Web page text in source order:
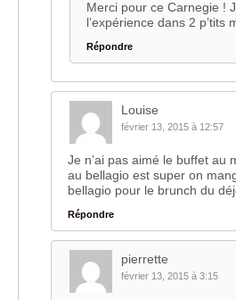
Merci pour ce Carnegie !
l’expérience dans 2 p’tits
Répondre
Louise
février 13, 2015 à 12:57
Je n’ai pas aimé le buffet au
au bellagio est super on
bellagio pour le brunch du
Répondre
pierrette
février 13, 2015 à 3:15